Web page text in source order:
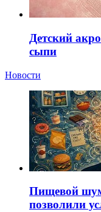
Детский
сыпи
Новости
Пищевой
позволили